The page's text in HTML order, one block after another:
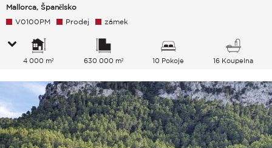
Mallorca, Španělsko
V0100PM Prodej zámek
4 000 m² 630 000 m² 10 Pokoje 16 Koupelna